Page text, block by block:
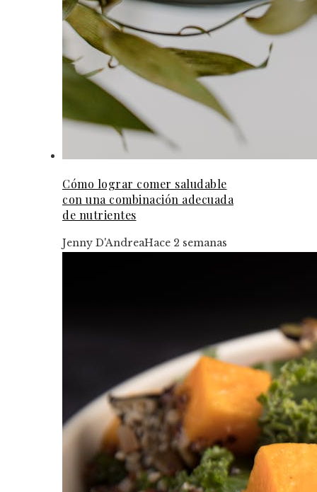
Cómo lograr comer saludable
con una combinación adecuada
de nutrientes
Jenny D'AndreaHace 2 semanas